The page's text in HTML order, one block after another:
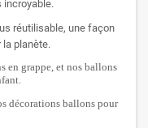
incroyable.
réutilisable, une façon
la planète.
en grappe, et nos ballons
décorations ballons pour